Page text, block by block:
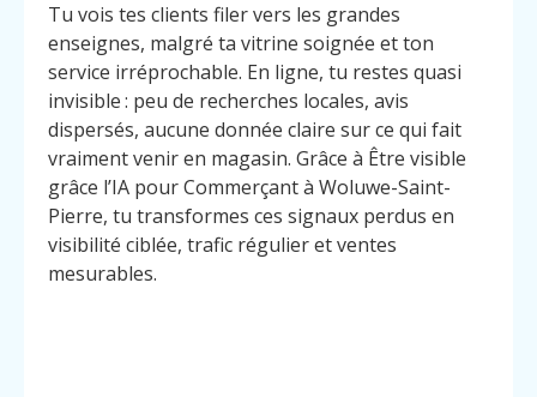
Tu vois tes clients filer vers les grandes
enseignes, malgré ta vitrine soignée et ton
service irréprochable. En ligne, tu restes quasi
invisible : peu de recherches locales, avis
dispersés, aucune donnée claire sur ce qui fait
vraiment venir en magasin. Grâce à Être visible
grâce l’IA pour Commerçant à Woluwe-Saint-
Pierre, tu transformes ces signaux perdus en
visibilité ciblée, trafic régulier et ventes
mesurables.